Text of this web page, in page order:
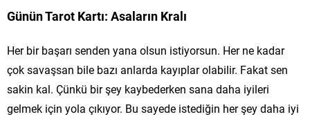
Günün Tarot Kartı: Asaların Kralı
Her bir başarı senden yana olsun istiyorsun. Her ne kadar
çok savaşsan bile bazı anlarda kayıplar olabilir. Fakat sen
sakin kal. Çünkü bir şey kaybederken sana daha iyileri
gelmek için yola çıkıyor. Bu sayede istediğin her şey daha iyi